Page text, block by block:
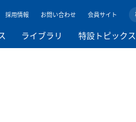
採用情報 お問い合わせ 会員サイト
ライブラリ 特設トピックス